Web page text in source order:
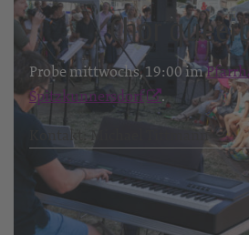
Chor
Probe mittwochs, 19:00 im
Spitzkunnersdorf
.
Kontakt: Michael Tittmann